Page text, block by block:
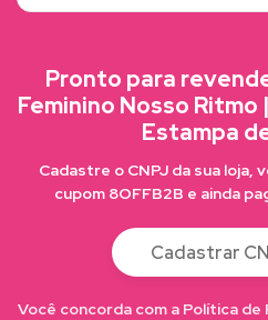
Pronto para
Feminino Nosso Ritmo
Estampa
Cadastre o CNPJ da sua loja,
cupom 8OFFB2B e ainda
Cadastrar
Você concorda com a Política